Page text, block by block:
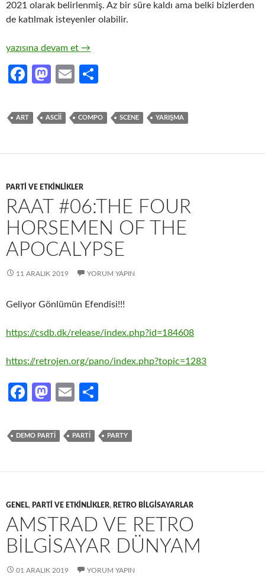
2021 olarak belirlenmiş. Az bir süre kaldı ama belki bizlerden
de katılmak isteyenler olabilir.
1st Amstrad ASCII Compo
yazısına devam et →
Fa
b
o
M
to
o
E
ail ar
ART ASCII COMPO SCENE YARIŞMA
PARTI VE ETKINLIKLER
RAAT #06:THE FOUR
HORSEMEN OF THE
APOCALYPSE
11 ARALIK 2019 YORUM YAPIN
Geliyor Gönlümün Efendisi!!!
https://csdb.dk/release/index.php?id=184608
https://retrojen.org/pano/index.php?topic=1283
Fa
b
o
M
to
o
E
ail ar
DEMO PARTI PARTI PARTY
GENEL, PARTI VE ETKINLIKLER, RETRO BILGISAYARLAR
AMSTRAD VE RETRO
BILGISAYAR DÜNYAM
01 ARALIK 2019 YORUM YAPIN